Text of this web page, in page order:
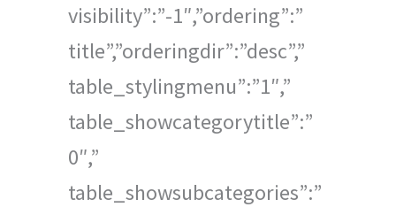
visibility”:”-1″,”ordering”:”
title”,”orderingdir”:”desc”,”
table_stylingmenu”:”1″,”
table_showcategorytitle”:”
0″,”
table_showsubcategories”:”